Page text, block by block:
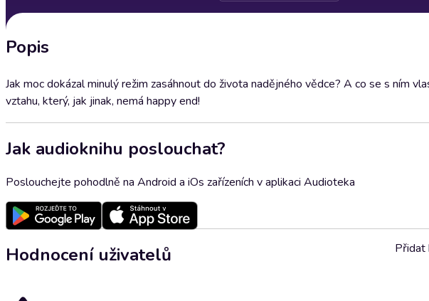
Popis
Jak moc dokázal minulý režim zasáhnout do života nadějného vědce? A co se s ním
vztahu, který, jak jinak, nemá happy end!
Jak audioknihu poslouchat?
Poslouchejte pohodlně na Android a iOs zařízeních v aplikaci Audioteka
Hodnocení uživatelů Přidat